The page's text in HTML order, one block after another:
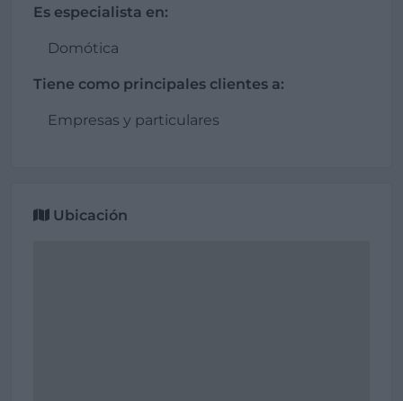
Es especialista en:
Domótica
Tiene como principales clientes a:
Empresas y particulares
Ubicación